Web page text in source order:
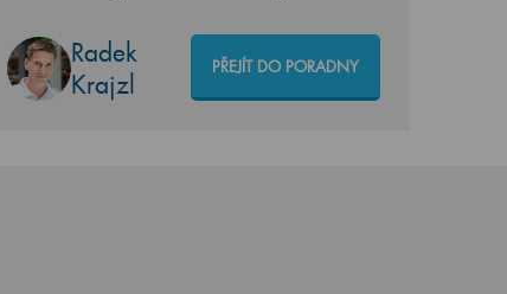
Radek
Krajzl
PŘEJÍT DO PORADNY